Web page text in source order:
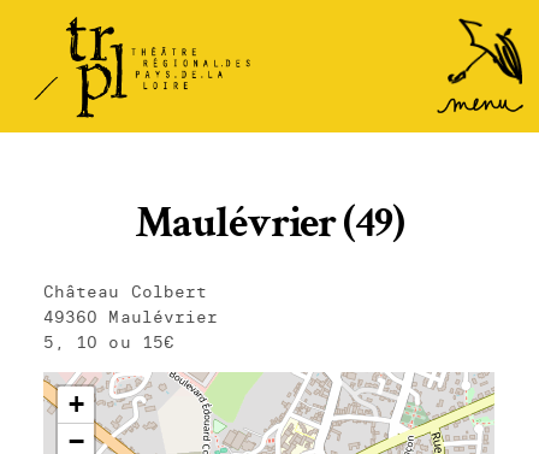
TRPL -
Théâtre
Régional
Accéder
au
menu
Maulévrier (49)
Château Colbert
49360 Maulévrier
5, 10 ou 15€